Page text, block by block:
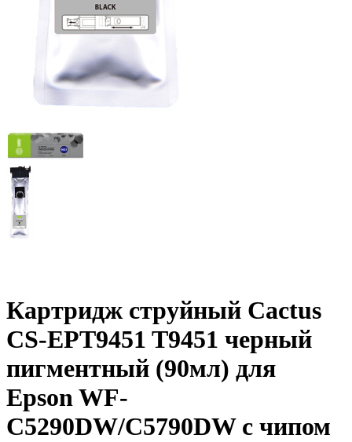
Картридж струйный Cactus
CS-EPT9451 T9451 черный
пигментный (90мл) для
Epson WF-
C5290DW/C5790DW с чипом